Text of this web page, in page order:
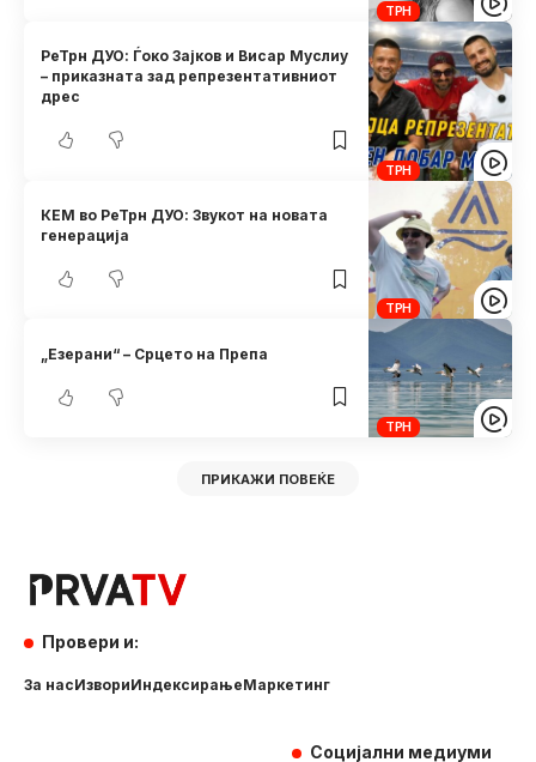
ТРН
ТРН
РеТрн ДУО: Ѓоко Зајков и Висар Муслиу
– приказната зад репрезентативниот
дрес
ТРН
КЕМ во РеТрн ДУО: Звукот на новата
генерација
ТРН
„Езерани“ – Срцето на Препа
ПРИКАЖИ ПОВЕЌЕ
Провери и:
За насИзвориИндексирањеМаркетинг
Социјални медиуми